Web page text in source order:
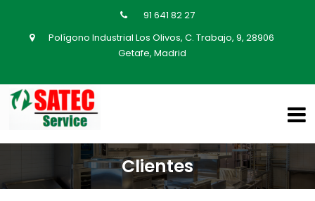
91 641 82 27
Polígono Industrial Los Olivos, C. Trabajo, 9, 28906
Getafe, Madrid
Clientes